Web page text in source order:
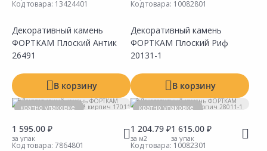
Код товара: 13424401
Декоративный камень
ФОРТКАМ Плоский Антик
26491
В корзину
Код товара: 10082801
Декоративный камень
ФОРТКАМ Плоский Риф
20131-1
В корзину
кратно упаковке
1 595.00 ₽
за упак
Код товара: 7864801
кратно упаковке
1 204.79 ₽
за м2
1 615.00 ₽
за упак
Код товара: 10082301